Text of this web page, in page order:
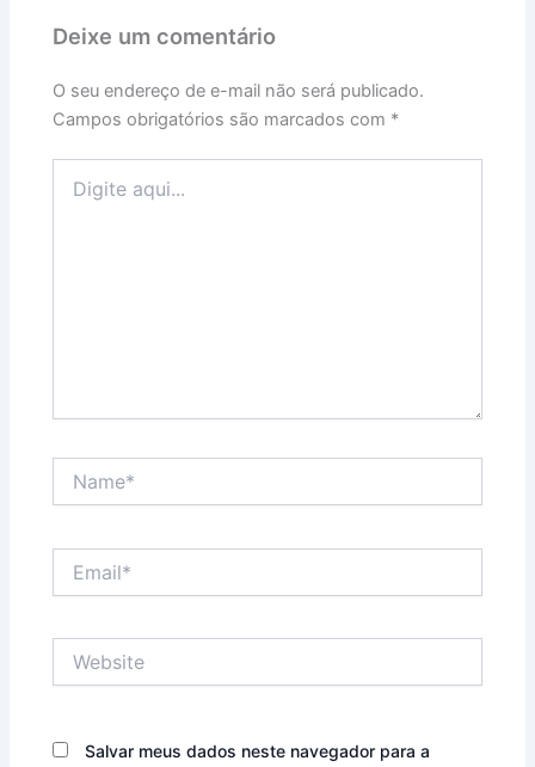
Deixe um comentário
O seu endereço de e-mail não será publicado.
Campos obrigatórios são marcados com *
aqui...
Salvar meus dados neste navegador para a